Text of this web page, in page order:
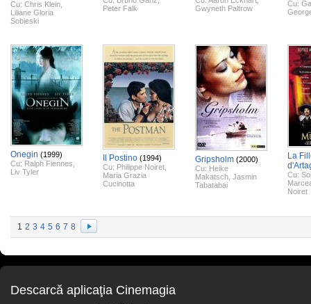
Cu: Chris Klein
Liliane Gloria
Sobieski
Peter Falk
Gwyneth Paltrow
Cu:
Onegin (1999)
Cu: Ralph Fiennes
Liv Tyler
Il Postino (1994)
Cu: Philippe Noiret
Maria Grazia
Cucinotta
Gripsholm (2000)
Cu: Heike
Makatsch Jasmin
Tabatabai
La
Cu:
Noiret
1 2 3 4 5 6 7 8
Descarcă aplicaţia Cinemagia